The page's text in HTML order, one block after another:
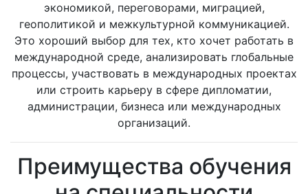
экономикой, переговорами, миграцией,
геополитикой и межкультурной коммуникацией.
Это хороший выбор для тех, кто хочет работать в
международной среде, анализировать глобальные
процессы, участвовать в международных проектах
или строить карьеру в сфере дипломатии,
администрации, бизнеса или международных
организаций.
Преимущества обучения